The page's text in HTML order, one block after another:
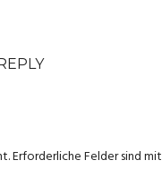
Erforderliche Felder sind mit